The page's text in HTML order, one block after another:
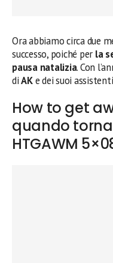
Ora abbiamo circa due
successo, poiché per la
pausa natalizia. Con
diAKe dei suoi
How to get
quando
HTGAWM